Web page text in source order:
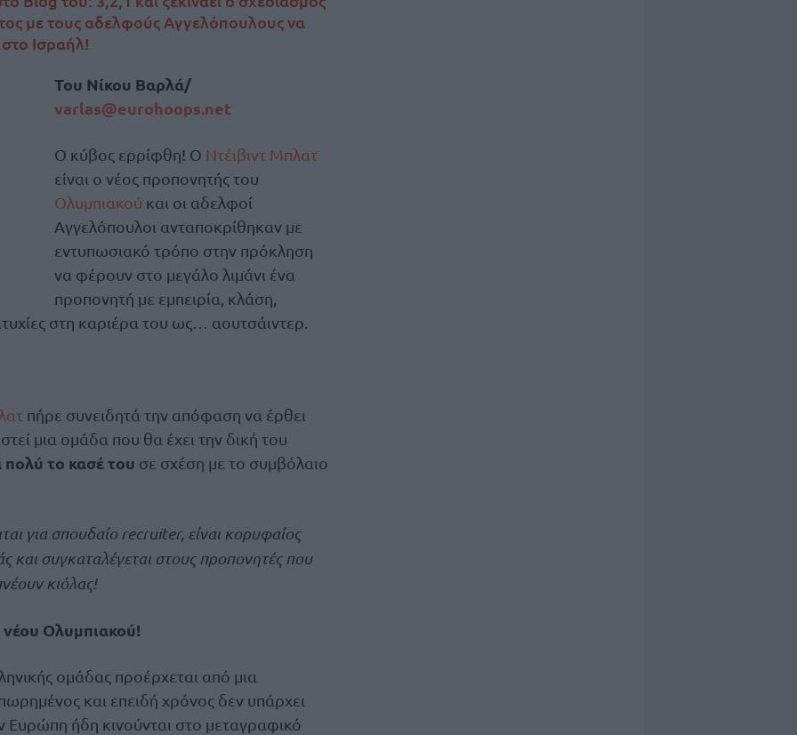
με τους αδελφούς Αγγελόπουλους να
Ισραήλ!
Του Νίκου Βαρλά/
varlas@eurohoops.net
Ο κύβος ερρίφθη! Ο Ντέιβιντ Μπλατ
είναι ο νέος προπονητής του
Ολυμπιακού και οι αδελφοί
Αγγελόπουλοι ανταποκρίθηκαν με
εντυπωσιακό τρόπο στην πρόκληση
να φέρουν στο μεγάλο λιμάνι ένα
προπονητή με εμπειρία, κλάση,
στη καριέρα του ως… αουτσάιντερ.
πήρε συνειδητά την απόφαση να έρθει
μια ομάδα που θα έχει την δική του
το κασέ του σε σχέση με το συμβόλαιο
για σπουδαίο recruiter, είναι κορυφαίος
και συγκαταλέγεται στους προπονητές που
κιόλας!
νέου Ολυμπιακού!
ομάδας προέρχεται από μια
και επειδή χρόνος δεν υπάρχει
Ευρώπη ήδη κινούνται στο μεταγραφικό